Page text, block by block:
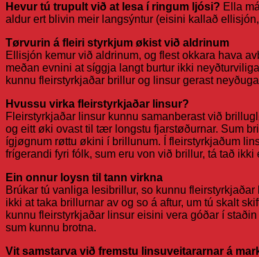
Hevur tú trupult við at lesa í ringum ljósi? Ella
aldur ert blivin meir langsýntur (eisini kallað
Tørvurin á fleiri styrkjum økist við aldrinum
Ellisjón kemur við aldrinum, og flest okkara hava
meðan evnini at síggja langt burtur ikki
kunnu fleirstyrkjaðar brillur og linsur gerast
Hvussu virka fleirstyrkjaðar linsur?
Fleirstyrkjaðar linsur kunnu samanberast við
og eitt øki ovast til tær longstu fjarstøðurnar. Sum
ígjøgnum røttu økini í brillunum. Í fleirstyrkjaðum
frígerandi fyri fólk, sum eru von við brillur, tá tað
Ein onnur loysn til tann virkna
Brúkar tú vanliga lesibrillur, so kunnu
ikki at taka brillurnar av og so á aftur, um tú skalt
kunnu fleirstyrkjaðar linsur eisini vera góðar í
sum kunnu brotna.
Vit samstarva við fremstu linsuveitararnar á